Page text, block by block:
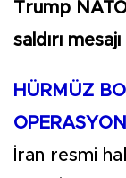
Trump
saldırı
HÜRMÜZ
İran resmi